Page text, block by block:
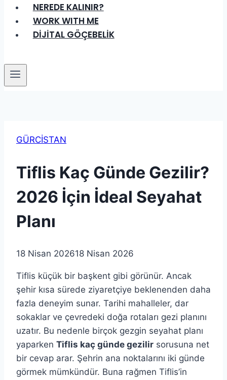
NEREDE KALINIR?
WORK WITH ME
DİJİTAL GÖÇEBELİK
GÜRCİSTAN
Tiflis Kaç Günde Gezilir?
2026 İçin İdeal Seyahat
Planı
18 Nisan 202618 Nisan 2026
Tiflis küçük bir başkent gibi görünür. Ancak
şehir kısa sürede ziyaretçiye beklenenden daha
fazla deneyim sunar. Tarihi mahalleler, dar
sokaklar ve çevredeki doğa rotaları gezi planını
uzatır. Bu nedenle birçok gezgin seyahat planı
yaparken Tiflis kaç günde gezilir sorusuna net
bir cevap arar. Şehrin ana noktalarını iki günde
görmek mümkündür. Buna rağmen Tiflis’in